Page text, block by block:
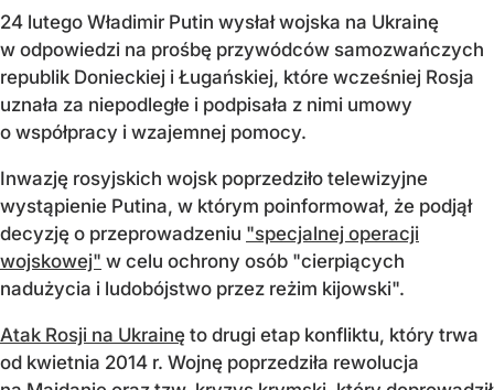
24 lutego Władimir Putin wysłał wojska na Ukrainę
w odpowiedzi na prośbę przywódców samozwańczych
republik Donieckiej i Ługańskiej, które wcześniej Rosja
uznała za niepodległe i podpisała z nimi umowy
o współpracy i wzajemnej pomocy.
Inwazję rosyjskich wojsk poprzedziło telewizyjne
wystąpienie Putina, w którym poinformował, że podjął
decyzję o przeprowadzeniu "specjalnej operacji
wojskowej" w celu ochrony osób "cierpiących
nadużycia i ludobójstwo przez reżim kijowski".
Atak Rosji na Ukrainę to drugi etap konfliktu, który trwa
od kwietnia 2014 r. Wojnę poprzedziła rewolucja